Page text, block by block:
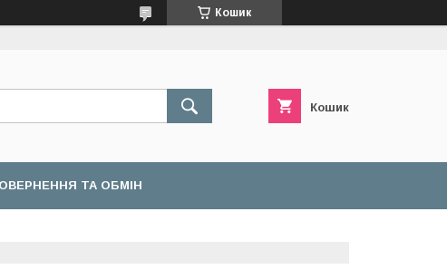
Кошик
Кошик
ТА ОБМІН